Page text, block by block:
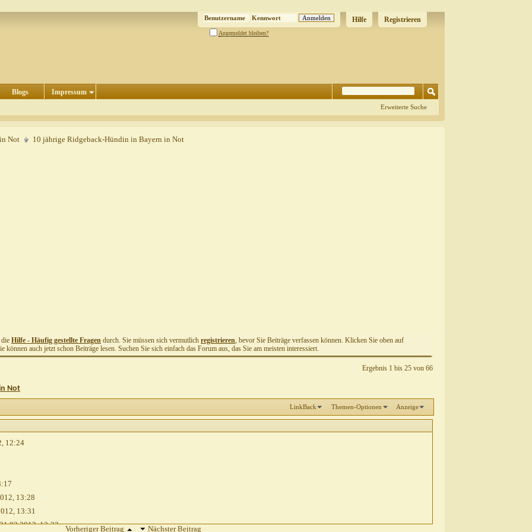
Registrieren
Hilfe
Angemeldet bleiben?
Blogs Impressum
Erweiterte Suche
Not 10 jährige Ridgeback-Hündin in Bayern in Not
Hilfe - Häufig gestellte Fragen durch. Sie müssen sich vermutlich registrieren, bevor Sie Beiträge verfassen können. Klicken Sie oben auf
können auch jetzt schon Beiträge lesen. Suchen Sie sich einfach das Forum aus, das Sie am meisten interessiert.
Ergebnis 1 bis 25 von 66
Not
LinkBack Themen-Optionen Anzeige
12:24
13:28
13:31
13:33 Vorheriger Beitrag Nächster Beitrag